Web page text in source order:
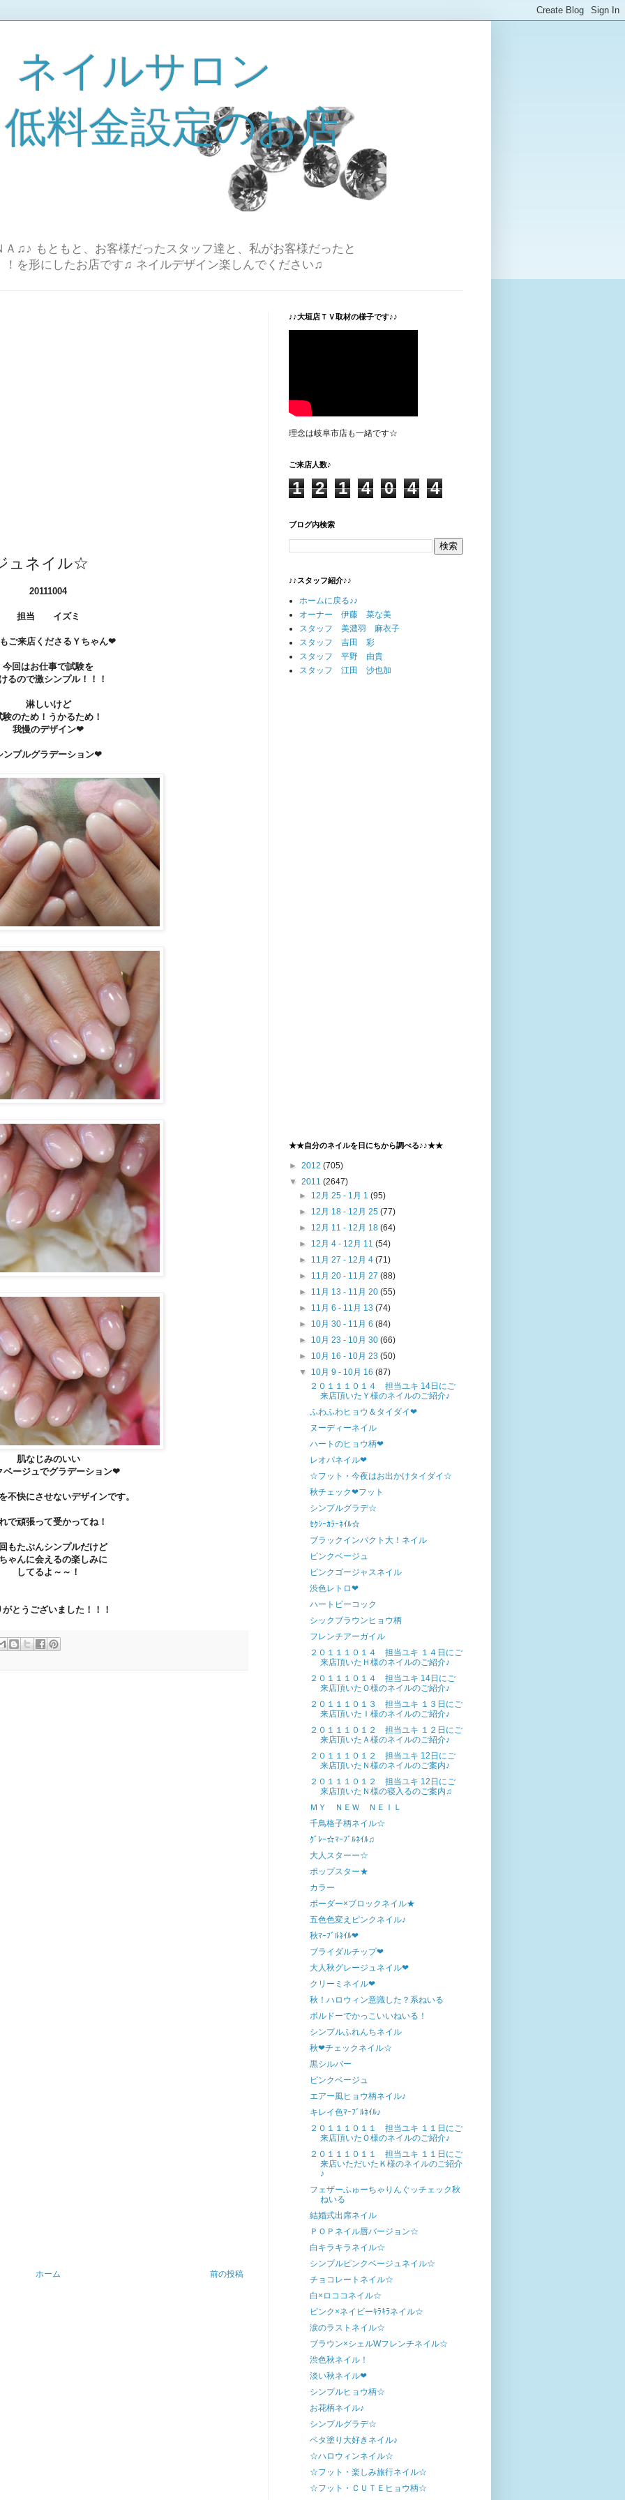
イルサロン
料金設定のお店
♫♪ もともと、お客様だったスタッフ達と、私がお客様だったと
！を形にしたお店です♫ ネイルデザイン楽しんでください♫
ュネイル☆
20111004
担当 イズミ
ご来店くださるＹちゃん❤
今回はお仕事で試験を
るので激シンプル！！！
淋しいけど
験のため！うかるため！
我慢のデザイン❤
ンプルグラデーション❤
肌なじみのいい
ベージュでグラデーション❤
不快にさせないデザインです。
で頑張って受かってね！
もたぶんシンプルだけど
ゃんに会えるの楽しみに
してるよ～～！
がとうございました！！！
前の投稿
ホーム
♪♪大垣店ＴＶ取材の様子です♪♪
理念は岐阜市店も一緒です☆
ご来店人数♪
1 2 1 4 0 4 4
ブログ内検索
♪♪スタッフ紹介♪♪
ホームに戻る♪♪
オーナー 伊藤 菜な美
スタッフ 美濃羽 麻衣子
スタッフ 吉田 彩
スタッフ 平野 由貴
スタッフ 江田 沙也加
★★自分のネイルを日にちから調べる♪♪★★
► 2012 (705)
▼ 2011 (2647)
► 12月 25 - 1月 1(95)
► 12月 18 - 12月 25(77)
► 12月 11 - 12月 18(64)
► 12月 4 - 12月 11(54)
► 11月 27 - 12月 4(71)
► 11月 20 - 11月 27(88)
► 11月 13 - 11月 20(55)
► 11月 6 - 11月 13(74)
► 10月 30 - 11月 6(84)
► 10月 23 - 10月 30(66)
► 10月 16 - 10月 23(50)
▼ 10月 9 - 10月 16(87)
２０１１１０１４ 担当ユキ 14日にご
来店頂いたＹ様のネイルのご紹介♪
ふわふわヒョウ＆タイダイ❤
ヌーディーネイル
ハートのヒョウ柄❤
レオパネイル❤
☆フット・今夜はお出かけタイダイ☆
秋チェック❤フット
シンプルグラデ☆
ｾｸｼｰｶﾗｰﾈｲﾙ☆
ブラックインパクト大！ネイル
ピンクベージュ
ピンクゴージャスネイル
渋色レトロ❤
ハートピーコック
シックブラウンヒョウ柄
フレンチアーガイル
２０１１１０１４ 担当ユキ １４日にご
来店頂いたＨ様のネイルのご紹介♪
２０１１１０１４ 担当ユキ 14日にご
来店頂いたＯ様のネイルのご紹介♪
２０１１１０１３ 担当ユキ １３日にご
来店頂いたＩ様のネイルのご紹介♪
２０１１１０１２ 担当ユキ １２日にご
来店頂いたＡ様のネイルのご紹介♪
２０１１１０１２ 担当ユキ 12日にご
来店頂いたＮ様のネイルのご案内♪
２０１１１０１２ 担当ユキ 12日にご
来店頂いたＮ様の寝入るのご案内♫
ＭＹ ＮＥＷ ＮＥＩＬ
千鳥格子柄ネイル☆
ｸﾞﾚｰ☆ﾏｰﾌﾞﾙﾈｲﾙ♫
大人スターー☆
ポップスター★
カラー
ボーダー×ブロックネイル★
五色色変えピンクネイル♪
秋ﾏｰﾌﾞﾙﾈｲﾙ❤
ブライダルチップ❤
大人秋グレージュネイル❤
クリーミネイル❤
秋！ハロウィン意識した？系ねいる
ボルドーでかっこいいねいる！
シンプルふれんちネイル
秋❤チェックネイル☆
黒シルバー
ピンクベージュ
エアー風ヒョウ柄ネイル♪
キレイ色ﾏｰﾌﾞﾙﾈｲﾙ♪
２０１１１０１１ 担当ユキ １１日にご
来店頂いたＯ様のネイルのご紹介♪
２０１１１０１１ 担当ユキ １１日にご
来店いただいたＫ様のネイルのご紹介
♪
フェザーふゅーちゃりんぐッチェック秋
ねいる
結婚式出席ネイル
ＰＯＰネイル唇バージョン☆
白キラキラネイル☆
シンプルピンクベージュネイル☆
チョコレートネイル☆
白×ロココネイル☆
ピンク×ネイビーｷﾗｷﾗネイル☆
涙のラストネイル☆
ブラウン×シェルWフレンチネイル☆
渋色秋ネイル！
淡い秋ネイル❤
シンプルヒョウ柄☆
お花柄ネイル♪
シンプルグラデ☆
ベタ塗り大好きネイル♪
☆ハロウィンネイル☆
☆フット・楽しみ旅行ネイル☆
☆フット・ＣＵＴＥヒョウ柄☆